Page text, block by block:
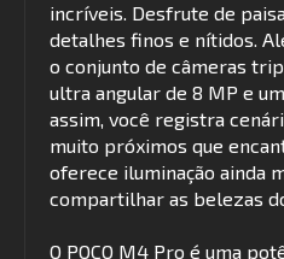
incríveis. Desfrute de
detalhes finos e nítidos.
o conjunto de câmeras
ultra angular de 8 MP e
assim, você registra
muito próximos que
oferece iluminação ainda
compartilhar as belezas
O POCO M4 Pro é uma